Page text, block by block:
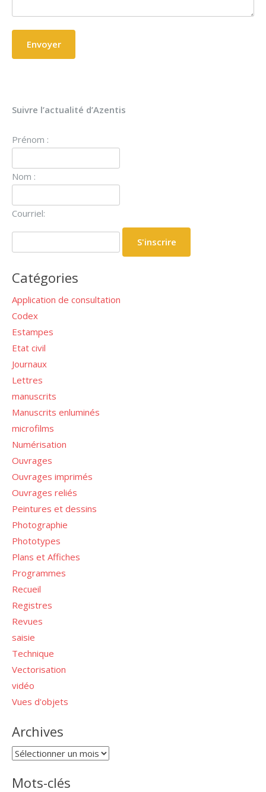
Suivre l’actualité d’Azentis
Prénom :
Nom :
Courriel:
Catégories
Application de consultation
Codex
Estampes
Etat civil
Journaux
Lettres
manuscrits
Manuscrits enluminés
microfilms
Numérisation
Ouvrages
Ouvrages imprimés
Ouvrages reliés
Peintures et dessins
Photographie
Phototypes
Plans et Affiches
Programmes
Recueil
Registres
Revues
saisie
Technique
Vectorisation
vidéo
Vues d'objets
Archives
Archives
Mots-clés